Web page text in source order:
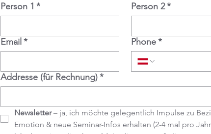
Person 1 * Person 2 *
Email * Phone *
Addresse (für Rechnung)*
Newsletter – ja, ich möchte gelegentlich Impulse zu
Emotion & neue Seminar-Infos erhalten (2-4 mal pro